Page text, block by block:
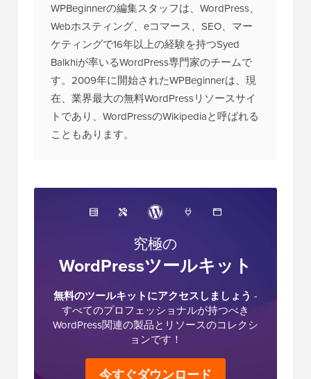
WPBeginnerの編集スタッフは、WordPress、
Webホスティング、eコマース、SEO、マー
ケティングで16年以上の経験を持つSyed
Balkhiが率いるWordPress専門家のチームで
す。2009年に開始されたWPBeginnerは、現
在、業界最大の無料WordPressリソースサイ
トであり、WordPressのWikipediaと呼ばれる
こともあります。
究極の
WordPressツールキット
無料のツールキットにアクセスしましょう -
すべてのプロフェッショナルが持つべき
WordPress関連の製品とリソースのコレクシ
ョンです！
今すぐダウンロード